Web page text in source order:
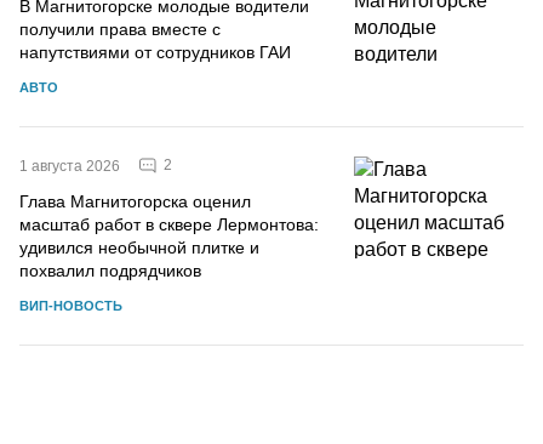
В Магнитогорске молодые водители
получили права вместе с
напутствиями от сотрудников ГАИ
АВТО
1 августа 2026 2
Глава Магнитогорска оценил
масштаб работ в сквере Лермонтова:
удивился необычной плитке и
похвалил подрядчиков
ВИП-НОВОСТЬ